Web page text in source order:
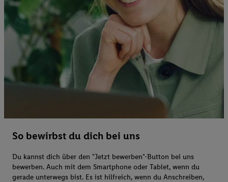
So bewirbst du dich bei uns
Du kannst dich über den "Jetzt bewerben"-Button bei uns
bewerben. Auch mit dem Smartphone oder Tablet, wenn du
gerade unterwegs bist. Es ist hilfreich, wenn du Anschreiben,